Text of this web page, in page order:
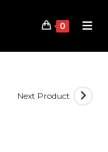
0
Next Product